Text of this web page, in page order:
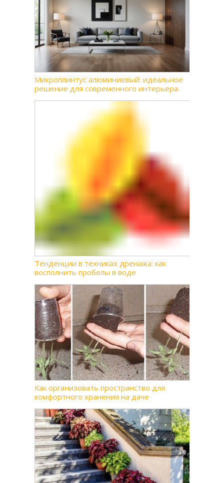
Микроплинтус алюминиевый: идеальное
решение для современного интерьера
Тенденции в техниках дренажа: как
восполнить пробелы в воде
Как организовать пространство для
комфортного хранения на даче